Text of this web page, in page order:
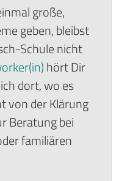
große,
geben, bleibst
Schule nicht
hört Dir
dort, wo es
von der Klärung
Beratung bei
familiären